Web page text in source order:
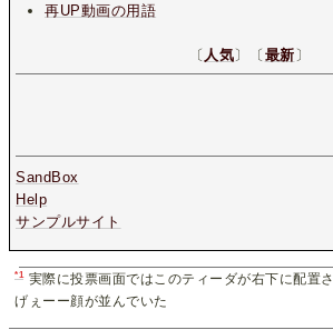
再UP動画の用語
〔 人気〕〔 最新 〕
SandBox
Help
サンプルサイト
*1 実際に投票画面ではこのティーダが右下に配置
げぇーー顔が並んでいた